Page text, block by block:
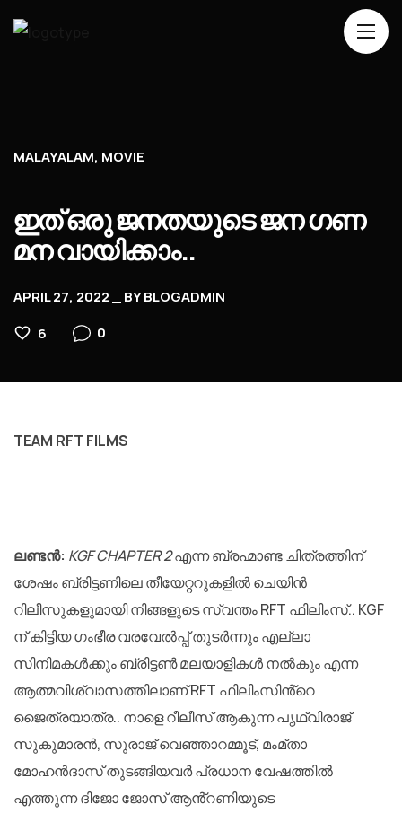
Blog
Contacts
MALAYALAM MOVIE
ഇത് ഒരു ജനതയുടെ ജന ഗണ
മന വായിക്കാം..
APRIL 27, 2022 BYBLOGADMIN
6
0
TEAM RFT FILMS
ലണ്ടൻ: KGF CHAPTER 2എന്ന ബ്രഹ്മാണ്ട ചിത്രത്തിന്
ശേഷം ബ്രിട്ടണിലെ തീയേറ്ററുകളിൽ ചെയിൻ
റിലീസുകളുമായി നിങ്ങളുടെ സ്വന്തം RFT ഫിലിംസ്.. KGF
ന് കിട്ടിയ ഗംഭീര വരവേൽപ്പ് തുടർന്നും എല്ലാ
സിനിമകൾക്കും ബ്രിട്ടൺ മലയാളികൾ നൽകും എന്ന
ആത്മവിശ്വാസത്തിലാണ് RFT ഫിലിംസിൻ്റെ
ജൈത്രയാത്ര.. നാളെ റീലീസ് ആകുന്ന പൃഥ്വിരാജ്
സുകുമാരൻ, സുരാജ് വെഞ്ഞാറമ്മൂട്, മംമ്താ
മോഹൻദാസ് തുടങ്ങിയവർ പ്രധാന വേഷത്തിൽ
എത്തുന്ന ദിജോ ജോസ് ആൻ്റണിയുടെ